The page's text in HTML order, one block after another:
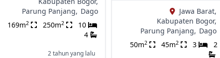
Parung Panjang, Dago
169m2 250m2
10
4
2 tahun yang lalu
Jawa Barat,
Kabupaten Bogor,
Parung Panjang, Dago
50m2 45m2 3 2